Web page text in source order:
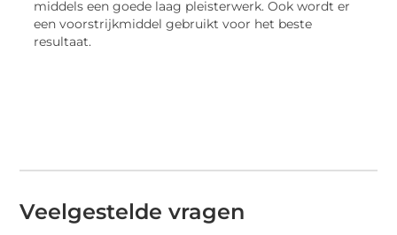
middels een goede laag pleisterwerk. Ook wordt er
een voorstrijkmiddel gebruikt voor het beste
resultaat.
Veelgestelde vragen